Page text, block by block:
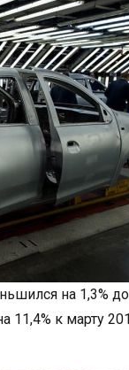
на 1,3%
11,4% к марту